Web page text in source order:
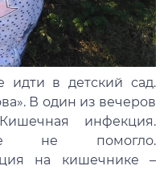
идти в детский сад.
В один из вечеров
инфекция.
не помогло.
на кишечнике –